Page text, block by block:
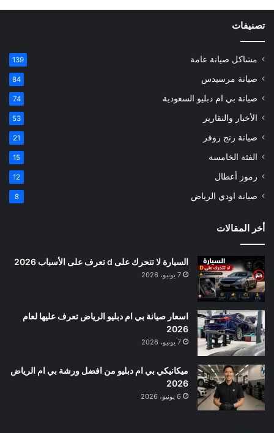
تصنيفات
مشاكل صيانة عامة 139
صيانة مرسيدس 84
صيانة بي ام دبليو السعودية 74
الأخبار والتقارير 53
صيانة رنج روفر 21
الفئة الخامسة 15
رموز أعطال 12
صيانة اودي الرياض 8
أخر المقالات
السيارة لا تتحرك على d تعرف على الأسباب 2026
7 يونيو، 2026
اسعار صيانة بي ام دبليو الرياض تعرف عليها لعام
2026
7 يونيو، 2026
ميكانيكي بي ام دبليو من افضل ورشة بي ام الرياض
2026
6 يونيو، 2026